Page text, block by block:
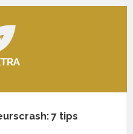
7 tips